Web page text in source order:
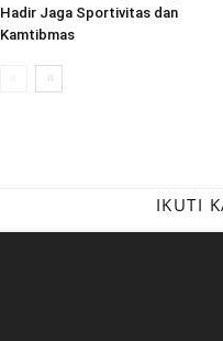
Hadir Jaga Sportivitas dan
Kamtibmas
IKUTI